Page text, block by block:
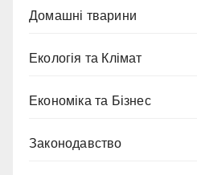
Домашні тварини
Екологія та Клімат
Економіка та Бізнес
Законодавство